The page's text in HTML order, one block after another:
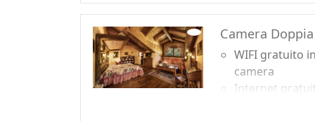
Camera
WIFI gratuito in
camera
Internet